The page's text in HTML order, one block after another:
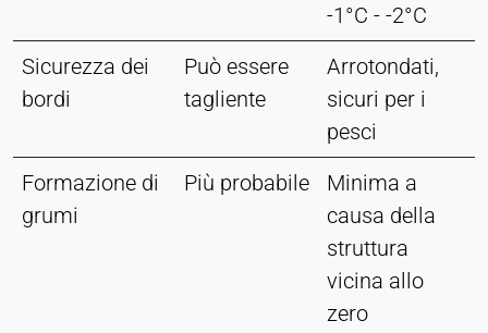
-1°C - -2°C
Sicurezza dei
bordi
Può essere
tagliente
Arrotondati,
sicuri per i
pesci
Formazione di
grumi
Più probabile
Minima a
causa della
struttura
vicina allo
zero